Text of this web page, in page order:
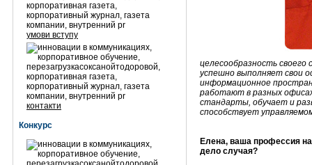
умови вступу
контакти
Конкурс
целесообразность
успешно выполняет свои
информационное
работают в разных
стандарты, обучает и
способствует
Елена, ваша профессия
дело случая?